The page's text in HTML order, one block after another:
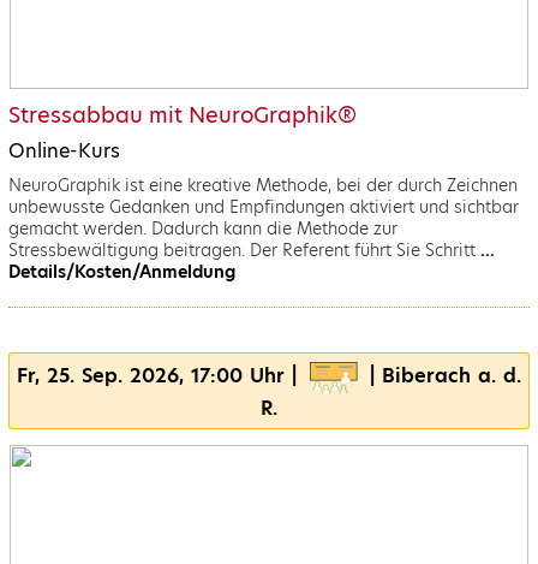
Stressabbau mit NeuroGraphik®
Online-Kurs
NeuroGraphik ist eine kreative Methode, bei der durch Zeichnen
unbewusste Gedanken und Empfindungen aktiviert und sichtbar
gemacht werden. Dadurch kann die Methode zur
Stressbewältigung beitragen. Der Referent führt Sie Schritt...
Details/Kosten/Anmeldung
Fr, 25. Sep. 2026, 17:00 Uhr |
| Biberach a. d.
R.